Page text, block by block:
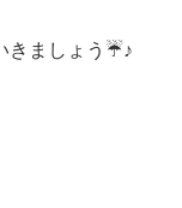
きましょう☔♪